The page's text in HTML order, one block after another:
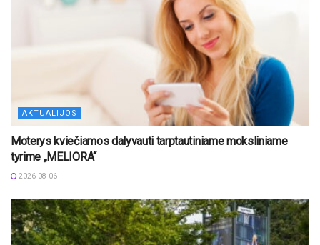
AKTUALIJOS
Moterys kviečiamos dalyvauti tarptautiniame moksliniame
tyrime „MELIORA“
2026-08-06